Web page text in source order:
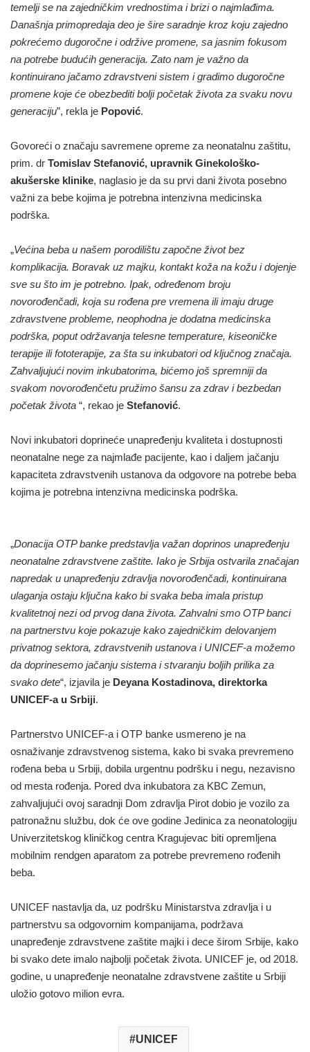
temelji se na zajedničkim vrednostima i brizi o najmlađima.
Današnja primopredaja deo je šire saradnje kroz koju zajedno
pokrećemo dugoročne i održive promene, sa jasnim fokusom
na potrebe budućih generacija. Zato nam je važno da
kontinuirano jačamo zdravstveni sistem i gradimo dugoročne
promene koje će obezbediti bolji početak života za svaku novu
generaciju”, rekla je Popović.
Govoreći o značaju savremene opreme za neonatalnu zaštitu,
prim. dr Tomislav Stefanović, upravnik Ginekološko-
akušerske klinike, naglasio je da su prvi dani života posebno
važni za bebe kojima je potrebna intenzivna medicinska
podrška.
„Većina beba u našem porodilištu započne život bez
komplikacija. Boravak uz majku, kontakt koža na kožu i dojenje
sve su što im je potrebno. Ipak, određenom broju
novorođenčadi, koja su rođena pre vremena ili imaju druge
zdravstvene probleme, neophodna je dodatna medicinska
podrška, poput održavanja telesne temperature, kiseoničke
terapije ili fototerapije, za šta su inkubatori od ključnog značaja.
Zahvaljujući novim inkubatorima, bićemo još spremniji da
svakom novorođenčetu pružimo šansu za zdrav i bezbedan
početak života “, rekao je Stefanović.
Novi inkubatori doprineće unapređenju kvaliteta i dostupnosti
neonatalne nege za najmlađe pacijente, kao i daljem jačanju
kapaciteta zdravstvenih ustanova da odgovore na potrebe beba
kojima je potrebna intenzivna medicinska podrška.
„Donacija OTP banke predstavlja važan doprinos unapređenju
neonatalne zdravstvene zaštite. Iako je Srbija ostvarila značajan
napredak u unapređenju zdravlja novorođenčadi, kontinuirana
ulaganja ostaju ključna kako bi svaka beba imala pristup
kvalitetnoj nezi od prvog dana života. Zahvalni smo OTP banci
na partnerstvu koje pokazuje kako zajedničkim delovanjem
privatnog sektora, zdravstvenih ustanova i UNICEF-a možemo
da doprinesemo jačanju sistema i stvaranju boljih prilika za
svako dete“, izjavila je Deyana Kostadinova, direktorka
UNICEF-a u Srbiji.
Partnerstvo UNICEF-a i OTP banke usmereno je na
osnaživanje zdravstvenog sistema, kako bi svaka prevremeno
rođena beba u Srbiji, dobila urgentnu podršku i negu, nezavisno
od mesta rođenja. Pored dva inkubatora za KBC Zemun,
zahvaljujući ovoj saradnji Dom zdravlja Pirot dobio je vozilo za
patronažnu službu, dok će ove godine Jedinica za neonatologiju
Univerzitetskog kliničkog centra Kragujevac biti opremljena
mobilnim rendgen aparatom za potrebe prevremeno rođenih
beba.
UNICEF nastavlja da, uz podršku Ministarstva zdravlja i u
partnerstvu sa odgovornim kompanijama, podržava
unapređenje zdravstvene zaštite majki i dece širom Srbije, kako
bi svako dete imalo najbolji početak života. UNICEF je, od 2018.
godine, u unapređenje neonatalne zdravstvene zaštite u Srbiji
uložio gotovo milion evra.
UNICEF